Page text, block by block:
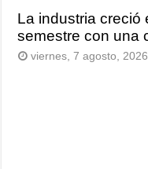
La industria creció
semestre con una
viernes, 7 agosto, 2026